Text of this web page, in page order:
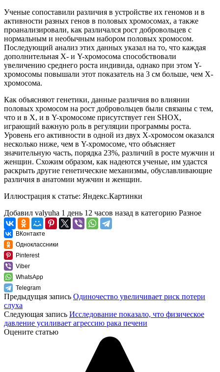
Ученые сопоставили различия в устройстве их геномов и в
активности разных генов в половых хромосомах, а также
проанализировали, как различался рост добровольцев с
нормальным и необычным набором половых хромосом.
Последующий анализ этих данных указал на то, что каждая
дополнительная Х- и Y-хромосома способствовали
увеличению среднего роста индивида, однако при этом Y-
хромосомы повышали этот показатель на 3 см больше, чем X-
хромосома.
Как объясняют генетики, данные различия во влиянии
половых хромосом на рост добровольцев были связаны с тем,
что и в X, и в Y-хромосоме присутствует ген SHOX,
играющий важную роль в регуляции программы роста.
Уровень его активности в одной из двух X-хромосом оказался
несколько ниже, чем в Y-хромосоме, что объясняет
значительную часть, порядка 23%, различий в росте мужчин и
женщин. Схожим образом, как надеются ученые, им удастся
раскрыть другие генетические механизмы, обуславливающие
различия в анатомии мужчин и женщин.
Иллюстрация к статье: Яндекс.Картинки
Добавил valyuha 1 день 12 часов назад в категорию Разное
ВКонтакте
Одноклассники
Pinterest
Viber
WhatsApp
Telegram
Предыдущая запись Одиночество увеличивает риск потери
слуха
Следующая запись Исследование показало, что физическое
давление усиливает агрессию рака печени
Оцените статью